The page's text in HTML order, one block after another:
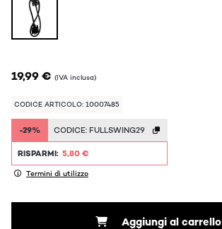
19,99 € (IVA inclusa)
CODICE ARTICOLO: 10007485
-29% CODICE: FULLSWING29
RISPARMI: 5,80 €
Termini di utilizzo
Aggiungi al carrello